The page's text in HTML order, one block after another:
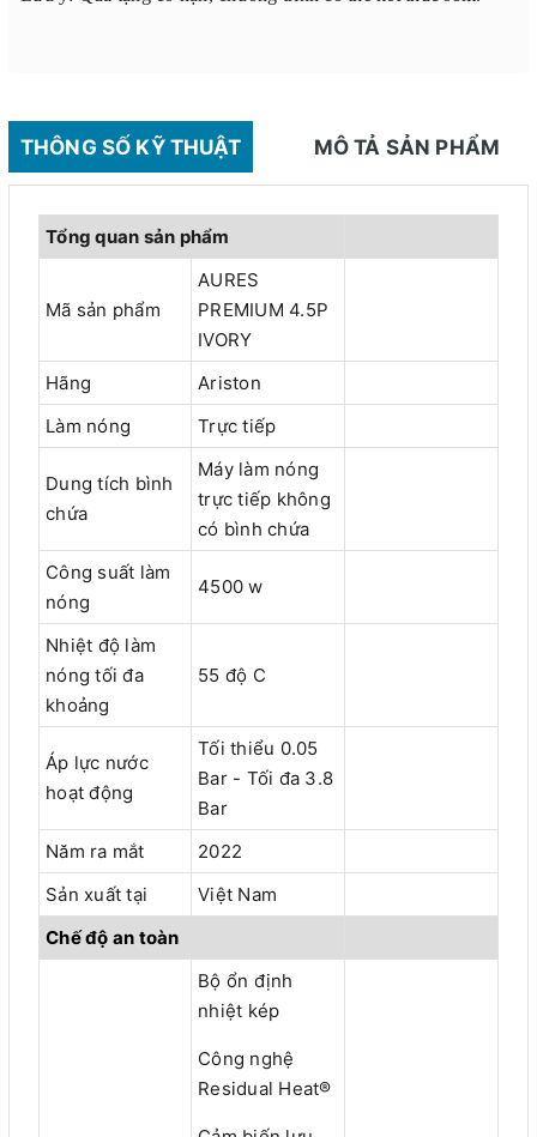
THÔNG SỐ KỸ THUẬT MÔ TẢ SẢN PHẨM
Tổng quan sản phẩm
Mã sản phẩm
AURES
PREMIUM 4.5P
IVORY
Hãng
Ariston
Làm nóng
Trực tiếp
Dung tích bình
chứa
Máy làm nóng
trực tiếp không
có bình chứa
Công suất làm
nóng
4500 w
Nhiệt độ làm
nóng tối đa
khoảng
55 độ C
Áp lực nước
hoạt động
Tối thiểu 0.05
Bar - Tối đa 3.8
Bar
Năm ra mắt
2022
Sản xuất tại
Việt Nam
Chế độ an toàn
Bộ ổn định
nhiệt kép
Công nghệ
Residual Heat®